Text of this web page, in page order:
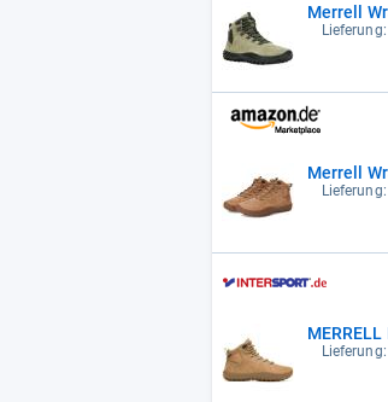
Merrell
Merrell